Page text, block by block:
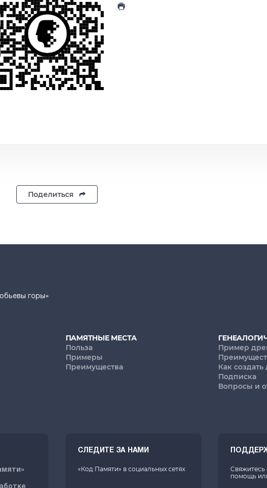
Поделиться
горы»
ПАМЯТНЫЕ МЕСТА
Польза
Примеры
Преимущества
Пример
Как
Подписка
Вопросы и
СЛЕДИТЕ ЗА НАМИ
«Код Памяти» в социальных сетях
Свяжитесь
помощь